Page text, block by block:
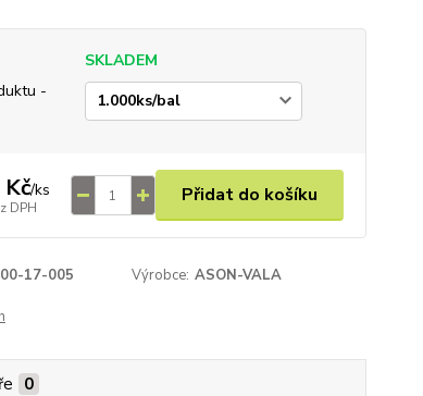
SKLADEM
-
/ks
DPH
Přidat do košíku
17-005 Výrobce: ASON-VALA
0